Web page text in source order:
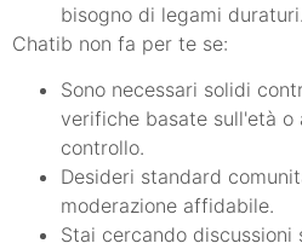
bisogno di legami duraturi.
Chatib non fa per te se:
Sono necessari solidi
verifiche basate sull'età o
controllo.
Desideri standard
moderazione affidabile.
Stai cercando